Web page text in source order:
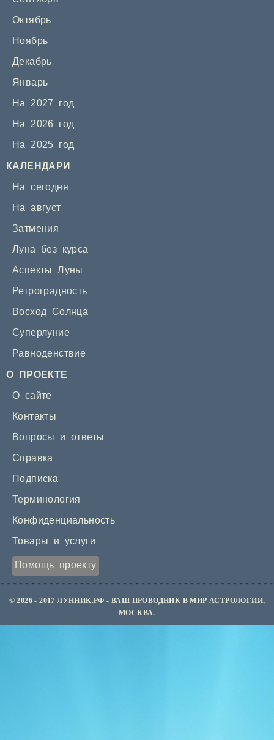
Октябрь
Ноябрь
Декабрь
Январь
На 2027 год
На 2026 год
На 2025 год
КАЛЕНДАРИ
На сегодня
На август
Затмения
Луна без курса
Аспекты Луны
Ретроградность
Восход Солнца
Суперлуние
Равноденствие
О ПРОЕКТЕ
О сайте
Контакты
Вопросы и ответы
Справка
Подписка
Терминология
Конфиденциальность
Товары и услуги
Помощь проекту
© 2026 - 2017 ЛУННИК.РФ - ВАШ ПРОВОДНИК В МИР АСТРОЛОГИИ,
МОСКВА.